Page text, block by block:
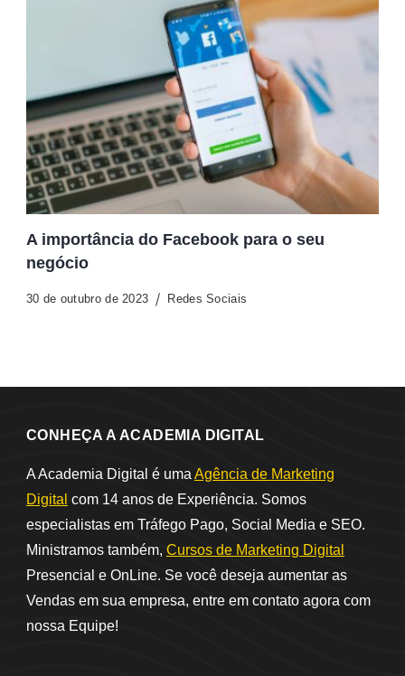
A importância do Facebook para o seu
negócio
30 de outubro de 2023 Redes Sociais
CONHEÇA A ACADEMIA DIGITAL
A Academia Digital é uma Agência de Marketing
Digital com 14 anos de Experiência. Somos
especialistas em Tráfego Pago, Social Media e SEO.
Ministramos também, Cursos de Marketing Digital
Presencial e OnLine. Se você deseja aumentar as
Vendas em sua empresa, entre em contato agora com
nossa Equipe!